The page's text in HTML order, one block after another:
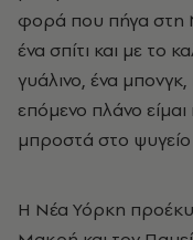
φορά που πήγα στη
ένα σπίτι και με το
γυάλινο, ένα
επόμενο πλάνο
μπροστά στο ψυγείο
Η Νέα Υόρκη